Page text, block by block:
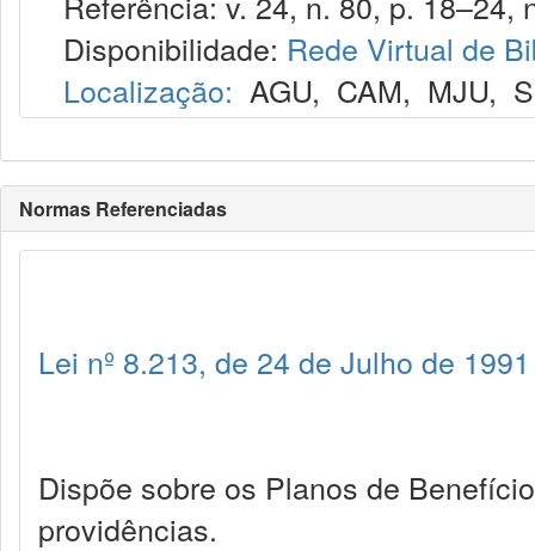
Disponibilidade: Rede Virtual de
Localização: AGU, CAM, MJU,
Normas Referenciadas
Lei nº 8.213, de 24 de Julho de 1991
Dispõe sobre os Planos de
providências.